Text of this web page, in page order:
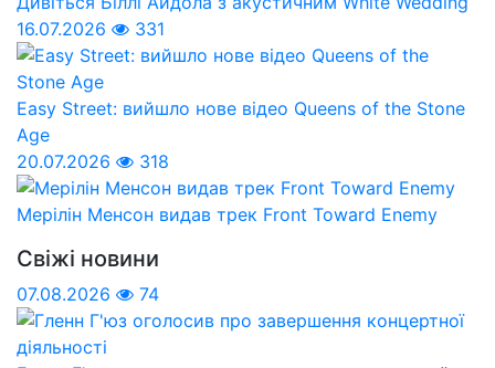
16.07.2026
331
Easy Street: вийшло нове відео Queens of the Stone
Age
20.07.2026
318
Мерілін Менсон видав трек Front Toward Enemy
Свіжі новини
07.08.2026 74